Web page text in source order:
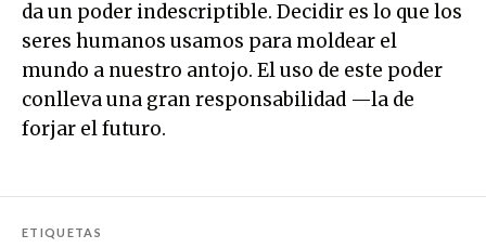
da un poder indescriptible. Decidir es lo que los
seres humanos usamos para moldear el
mundo a nuestro antojo. El uso de este poder
conlleva una gran responsabilidad —la de
forjar el futuro.
ETIQUETAS